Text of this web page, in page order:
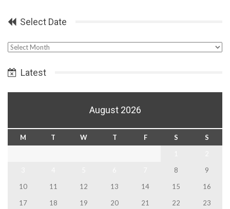
Select Date
Select
Latest
August 2026
M T W T F S
S
8
9
10
11 12 13 14 15
16
17
18 19 20 21 22
23